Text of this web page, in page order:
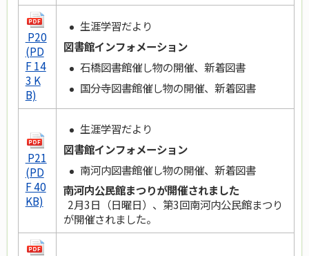
P20
(PD
F 14
3 K
B)
生涯学習だより
図書館インフォメーション
石橋図書館催し物の開催、新着図書
国分寺図書館催し物の開催、新着図書
P21
(PD
F 40
KB)
生涯学習だより
図書館インフォメーション
南河内図書館催し物の開催、新着図書
南河内公民館まつりが開催されました
2月3日（日曜日）、第3回南河内公民館まつり
が開催されました。